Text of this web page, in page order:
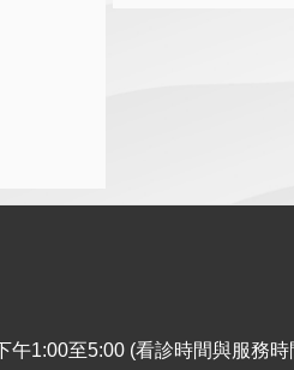
午1:00至5:00 (看診時間與服務